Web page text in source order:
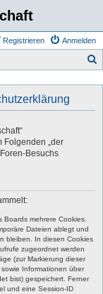
Anmelden
Registrieren
Folgenden „der
Besuchs
Boards mehrere Cookies.
Dateien ablegt und
bleiben. In diesen Cookies
zugeordnet werden
(zur Markierung dieser
Informationen über
bist) gespeichert. Ferner
und eine Session-ID